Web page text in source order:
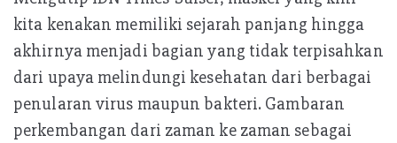
kita kenakan memiliki sejarah panjang hingga
akhirnya menjadi bagian yang tidak terpisahkan
dari upaya melindungi kesehatan dari berbagai
penularan virus maupun bakteri. Gambaran
perkembangan dari zaman ke zaman sebagai